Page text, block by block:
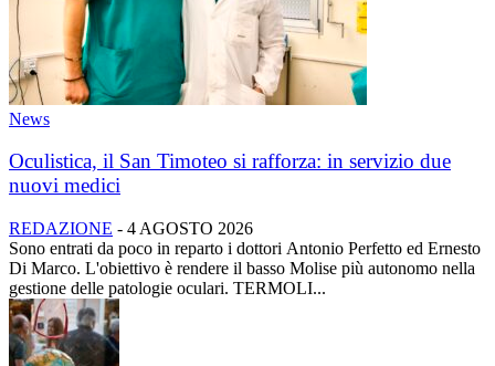
News
Oculistica, il San Timoteo si rafforza: in servizio due
nuovi medici
REDAZIONE - 4 AGOSTO 2026
Sono entrati da poco in reparto i dottori Antonio Perfetto ed Ernesto
Di Marco. L'obiettivo è rendere il basso Molise più autonomo nella
gestione delle patologie oculari. TERMOLI...